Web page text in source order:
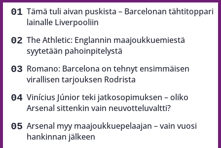
Tämä tuli aivan puskista – Barcelonan tähtitoppari
lainalle Liverpooliin
The Athletic: Englannin maajoukkuemiestä
syytetään pahoinpitelystä
Romano: Barcelona on tehnyt ensimmäisen
virallisen tarjouksen Rodrista
Vinícius Júnior teki jatkosopimuksen – oliko
Arsenal sittenkin vain neuvotteluvaltti?
Arsenal myy maajoukkuepelaajan – vain vuosi
hankinnan jälkeen